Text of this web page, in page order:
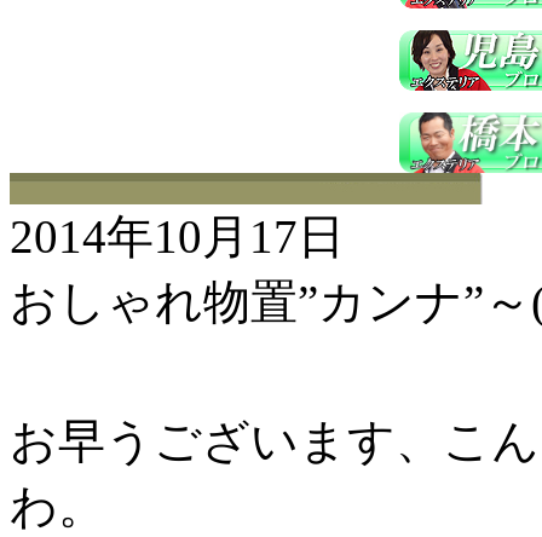
2014年10月17日
おしゃれ物置”カンナ”
お早うございます、こ
わ。